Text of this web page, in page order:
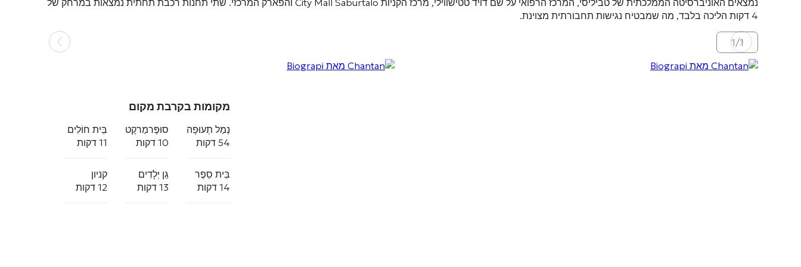
נמצאים האוניברסיטה הממלכתית של טביליסי, המרכז הרפואי על שם דויד טטישווילי, מרכז הקניות City Mall Saburtalo והפארק המרכזי
. שתי תחנות רכבת תחתית נמצאות במרחק של
4 דקות הליכה בלבד, מה שמבטיח נגישות תחבורתית מצוינת
.
1
/
1
מקומות בקרבת מקום
נְמַל תְעוּפָה
54 דקות
סוּפֶּרמַרקֶט
10 דקות
בֵּית חוֹלִים
11 דקות
בֵּית סֵפֶר
14 דקות
גַן יְלָדִים
13 דקות
קניון
12 דקות